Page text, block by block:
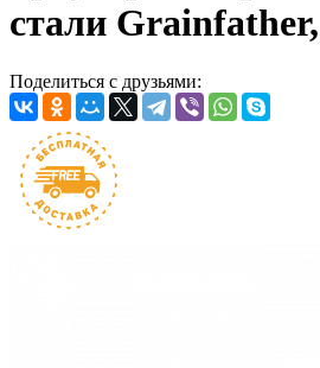
стали
Поделиться с друзьями: